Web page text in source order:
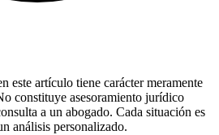
este artículo tiene carácter meramente
constituye asesoramiento jurídico
a un abogado. Cada situación es
análisis personalizado.